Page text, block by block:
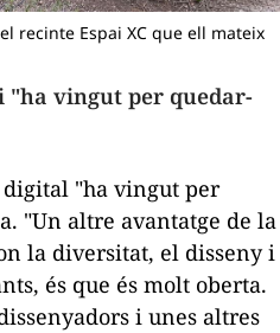
recinte Espai XC que ell mateix
"ha vingut per quedar-
digital "ha vingut per
"Un altre avantatge de la
la diversitat, el disseny i
és que és molt oberta.
i unes altres